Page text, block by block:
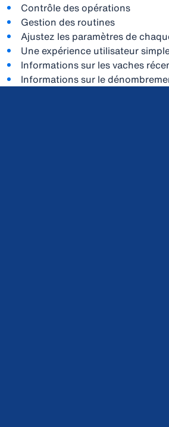
Contrôle des opérations
Gestion des routines
Ajustez les paramètres de
Une expérience utilisateur
Informations sur les vaches
Informations sur le